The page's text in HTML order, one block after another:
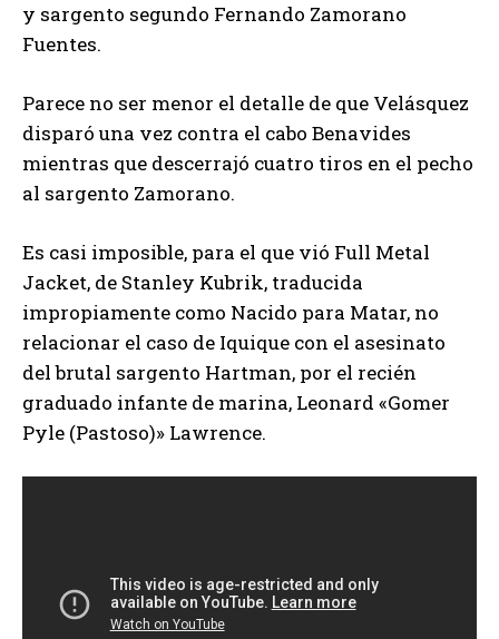
y sargento segundo Fernando Zamorano
Fuentes.
Parece no ser menor el detalle de que Velásquez
disparó una vez contra el cabo Benavides
mientras que descerrajó cuatro tiros en el pecho
al sargento Zamorano.
Es casi imposible, para el que vió Full Metal
Jacket, de Stanley Kubrik, traducida
impropiamente como Nacido para Matar, no
relacionar el caso de Iquique con el asesinato
del brutal sargento Hartman, por el recién
graduado infante de marina, Leonard «Gomer
Pyle (Pastoso)» Lawrence.